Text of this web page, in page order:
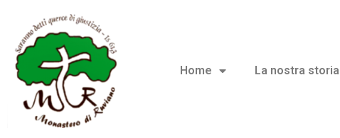
Home La nostra storia